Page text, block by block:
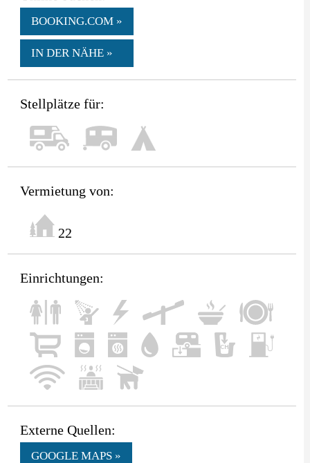
BOOKING.COM »
IN DER NÄHE »
Stellplätze für:
Vermietung von:
22
Einrichtungen:
Externe Quellen:
GOOGLE MAPS »